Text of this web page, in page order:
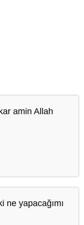
amin Allah
ne yapacağımı